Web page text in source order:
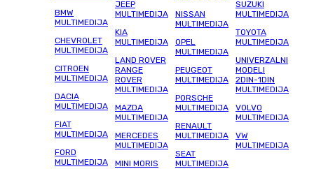
BMW
MULTIMEDIJA
CHEVROLET
MULTIMEDIJA
CITROEN
MULTIMEDIJA
DACIA
MULTIMEDIJA
FIAT
MULTIMEDIJA
FORD
MULTIMEDIJA
JEEP
MULTIMEDIJA
KIA
MULTIMEDIJA
LAND ROVER
RANGE
ROVER
MULTIMEDIJA
MAZDA
MULTIMEDIJA
MERCEDES
MULTIMEDIJA
MINI MORIS
NISSAN
MULTIMEDIJA
OPEL
MULTIMEDIJA
PEUGEOT
MULTIMEDIJA
PORSCHE
MULTIMEDIJA
RENAULT
MULTIMEDIJA
SEAT
MULTIMEDIJA
SUZUKI
MULTIMEDIJA
TOYOTA
MULTIMEDIJA
UNIVERZALNI
MODELI
2DIN-1DIN
MULTIMEDIJA
VOLVO
MULTIMEDIJA
VW
MULTIMEDIJA